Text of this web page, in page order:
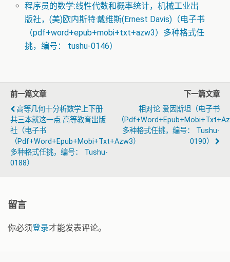
程序员的数学:线性代数和概率统计，机械工业出
版社，(美)欧内斯特·戴维斯(Ernest Davis)（电子书
（pdf+word+epub+mobi+txt+azw3）多种格式任
挑，编号： tushu-0146）
前一篇文章
高等几何十分析数学上下册
共三本就这一点 高等教育出版
社（电子书
（pdf+word+epub+mobi+txt+azw3）
多种格式任挑，编号： Tushu-
0188）
下一篇文章
相对论 爱因斯坦（电子书
（
多种格式任挑，编号： Tushu-
0190）
留言
你必须登录才能发表评论。